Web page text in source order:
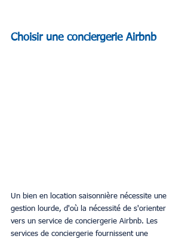
Choisir une conciergerie Airbnb
Un bien en location saisonnière nécessite une
gestion lourde, d'où la nécessité de s'orienter
vers un service de conciergerie Airbnb. Les
services de conciergerie fournissent une